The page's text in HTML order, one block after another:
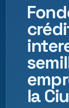
la